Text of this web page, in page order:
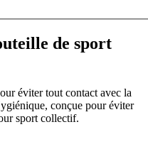
de sport
éviter tout contact avec la
conçue pour éviter
sport collectif.